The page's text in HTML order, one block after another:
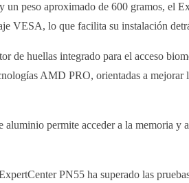
un peso aproximado de 600 gramos, el
lo que facilita su instalación
de huellas integrado para el acceso
AMD PRO, orientadas a
permite acceder a la memoria y
PN55 ha superado las